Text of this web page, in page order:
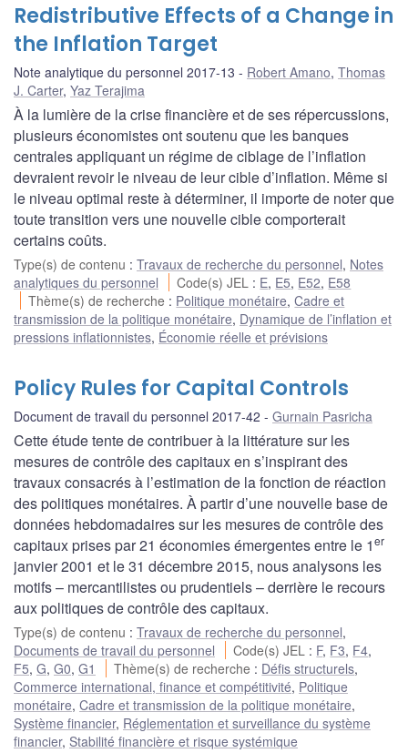
Redistributive Effects of a Change in
the Inflation Target
Note analytique du personnel 2017-13 Robert Amano, Thomas
J. Carter, Yaz Terajima
À la lumière de la crise financière et de ses répercussions,
plusieurs économistes ont soutenu que les banques
centrales appliquant un régime de ciblage de l’inflation
devraient revoir le niveau de leur cible d’inflation. Même si
le niveau optimal reste à déterminer, il importe de noter que
toute transition vers une nouvelle cible comporterait
certains coûts.
Type(s) de contenu : Travaux de recherche du personnel, Notes
analytiques du personnel
Code(s) JEL : E, E5, E52, E58
Thème(s) de recherche : Politique monétaire,Cadre et
transmission de la politique monétaire, Dynamique de l’inflation et
pressions inflationnistes, Économie réelle et prévisions
Policy Rules for Capital Controls
Document de travail du personnel 2017-42 Gurnain Pasricha
Cette étude tente de contribuer à la littérature sur les
mesures de contrôle des capitaux en s’inspirant des
travaux consacrés à l’estimation de la fonction de réaction
des politiques monétaires. À partir d’une nouvelle base de
données hebdomadaires sur les mesures de contrôle des
capitaux prises par 21 économies émergentes entre le 1er
janvier 2001 et le 31 décembre 2015, nous analysons les
motifs – mercantilistes ou prudentiels – derrière le recours
aux politiques de contrôle des capitaux.
Type(s) de contenu : Travaux de recherche du personnel,
Documents de travail du personnel
Code(s) JEL : F, F3, F4,
F5, G, G0, G1 Thème(s) de recherche : Défis structurels,
Commerce international, finance et compétitivité, Politique
monétaire, Cadre et transmission de la politique monétaire,
Système financier, Réglementation et surveillance du système
financier, Stabilité financière et risque systémique